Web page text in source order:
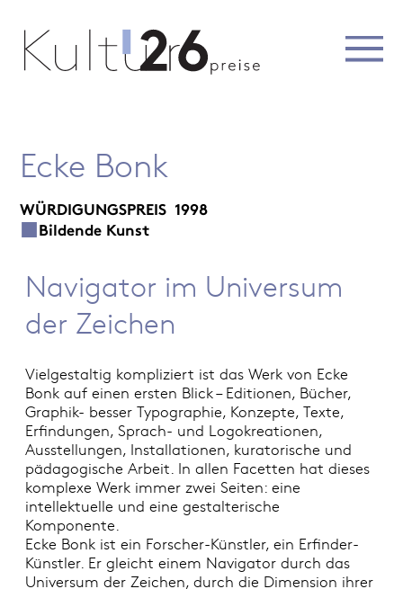
Ecke Bonk
WÜRDIGUNGSPREIS 1998
Bildende Kunst
Navigator im Universum
der Zeichen
Vielgestaltig kompliziert ist das Werk von Ecke
Bonk auf einen ersten Blick – Editionen, Bücher,
Graphik- besser Typographie, Konzepte, Texte,
Erfindungen, Sprach- und Logokreationen,
Ausstellungen, Installationen, kuratorische und
pädagogische Arbeit. In allen Facetten hat dieses
komplexe Werk immer zwei Seiten: eine
intellektuelle und eine gestalterische
Komponente.
Ecke Bonk ist ein Forscher-Künstler, ein Erfinder-
Künstler. Er gleicht einem Navigator durch das
Universum der Zeichen, durch die Dimension ihrer